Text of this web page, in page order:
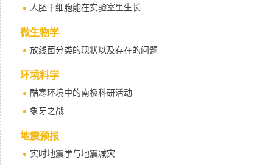
人胚干细胞能在实验室里生长
微生物学
放线菌分类的现状以及存在的问题
环境科学
酷寒环境中的南极科研活动
象牙之战
地震预报
实时地震学与地震减灾